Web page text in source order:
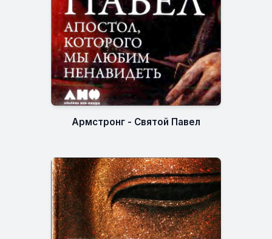
Армстронг - Святой Павел